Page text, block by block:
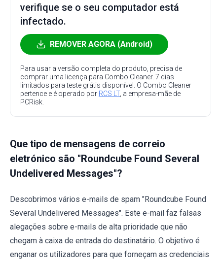
verifique se o seu computador está
infectado.
REMOVER AGORA (Android)
Para usar a versão completa do produto, precisa de
comprar uma licença para Combo Cleaner. 7 dias
limitados para teste grátis disponível. O Combo Cleaner
pertence e é operado por RCS LT, a empresa-mãe de
PCRisk.
Que tipo de mensagens de correio
eletrónico são "Roundcube Found Several
Undelivered Messages"?
Descobrimos vários e-mails de spam "Roundcube Found
Several Undelivered Messages". Este e-mail faz falsas
alegações sobre e-mails de alta prioridade que não
chegam à caixa de entrada do destinatário. O objetivo é
enganar os utilizadores para que forneçam as credenciais